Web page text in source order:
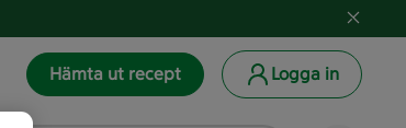
Hämta ut recept Logga in